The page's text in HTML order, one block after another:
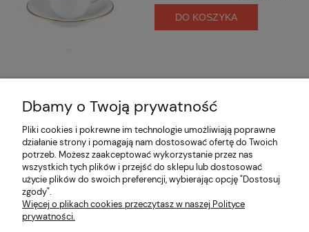
DO KOSZYKA
Opinie o produkcie (0)
Informacje
Płatności i dostawa
Dbamy o Twoją prywatność
Pliki cookies i pokrewne im technologie umożliwiają poprawne
działanie strony i pomagają nam dostosować ofertę do Twoich
potrzeb. Możesz zaakceptować wykorzystanie przez nas
wszystkich tych plików i przejść do sklepu lub dostosować
użycie plików do swoich preferencji, wybierając opcję "Dostosuj
zgody".
Więcej o plikach cookies przeczytasz w naszej Polityce
prywatności.